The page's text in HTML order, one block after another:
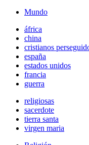
Mundo
áfrica
china
cristianos
españa
estados unidos
francia
guerra
religiosas
sacerdote
tierra santa
virgen maria